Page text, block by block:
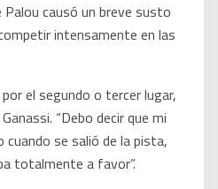
causó un breve susto
intensamente en las
el segundo o tercer lugar,
“Debo decir que mi
se salió de la pista,
totalmente a favor”.